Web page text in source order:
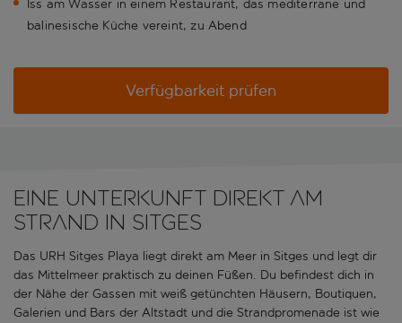
Iss am Wasser in einem Restaurant, das mediterrane und
balinesische Küche vereint, zu Abend
Verfügbarkeit prüfen
Eine Unterkunft direkt am
Strand in Sitges
Das URH Sitges Playa liegt direkt am Meer in Sitges und legt dir
das Mittelmeer praktisch zu deinen Füßen. Du befindest dich in
der Nähe der Gassen mit weiß getünchten Häusern, Boutiquen,
Galerien und Bars der Altstadt und die Strandpromenade ist wie